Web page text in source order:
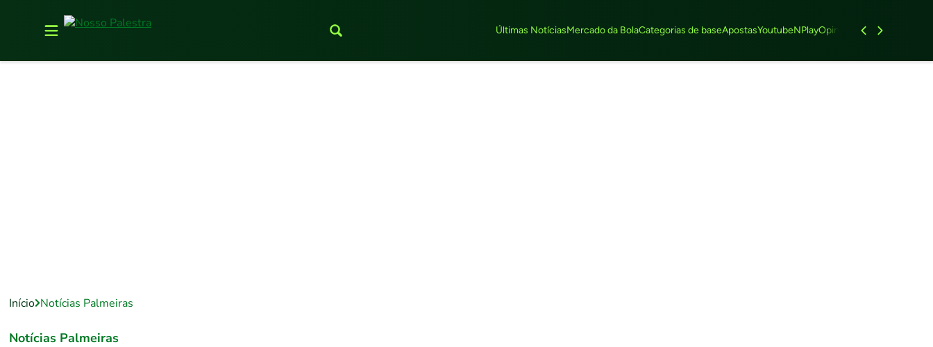
Últimas NotíciasMercado da BolaCategorias de baseApostasYoutubeNPlayOpinião Feminino
Início Notícias Palmeiras
Notícias Palmeiras